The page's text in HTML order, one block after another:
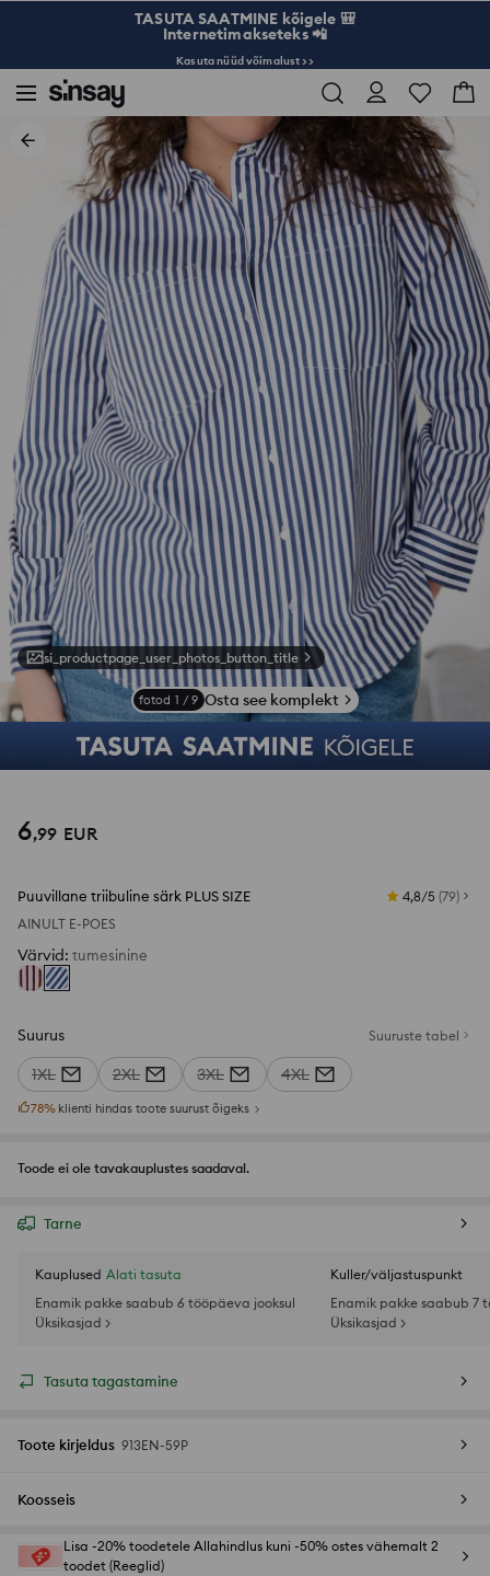
TASUTA SAATMINE kõigele 🎒
Internetimakseteks 📲
Kasuta nüüd võimalust >>
si_productpage_user_photos_button_title
fotod 1 / 9 Osta see komplekt
6,99 EUR
Puuvillane triibuline särk PLUS SIZE 4,8/5 (79)
AINULT E-POES
Värvid: tumesinine
Suurus Suuruste tabel
1XL 2XL 3XL 4XL
78% klienti hindas toote suurust õigeks
Toode ei ole tavakauplustes saadaval.
Tarne
Kauplused Alati tasuta
Enamik pakke saabub 6 tööpäeva jooksul
Üksikasjad >
Kuller/väljastuspunkt
Enamik pakke saabub 7
Üksikasjad >
Tasuta tagastamine
Toote kirjeldus 913EN-59P
Koosseis
Lisa -20% toodetele Allahindlus kuni -50% ostes vähemalt 2
toodet (Reeglid)